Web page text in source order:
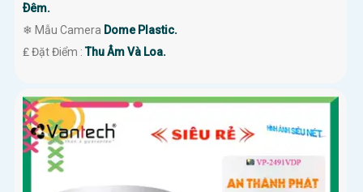
Ðêm.
❄ Mẫu Camera Dome Plastic.
️₤ Đặt Điểm :Thu Âm Và Loa.